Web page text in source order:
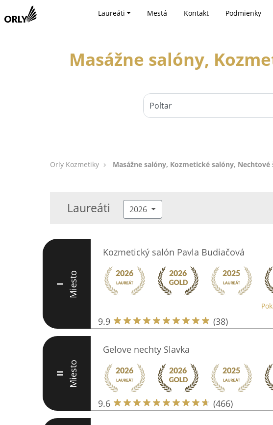
Laureáti Mestá Kontakt Podmienky
Masážne salóny,
Orly Kozmetiky Masážne salóny, Kozmetické salóny,
Laureáti 2026
I Miesto
Kozmetický salón Pavla Budiačová
9.9 (38)
II Miesto
Gelove nechty Slavka
9.6 (466)